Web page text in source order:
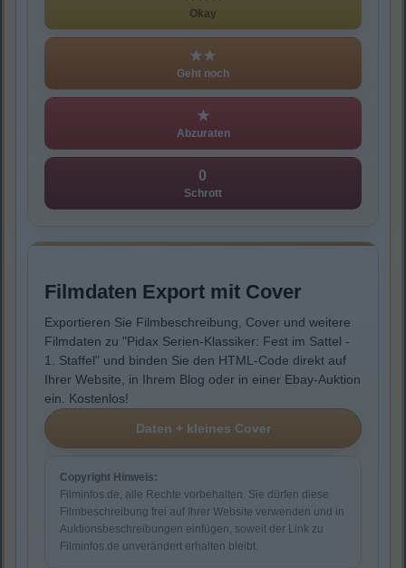
Okay
★★
Geht noch
★
Abzuraten
0
Schrott
Filmdaten Export mit Cover
Exportieren Sie Filmbeschreibung, Cover und weitere
Filmdaten zu "Pidax Serien-Klassiker: Fest im Sattel -
1. Staffel" und binden Sie den HTML-Code direkt auf
Ihrer Website, in Ihrem Blog oder in einer Ebay-Auktion
ein. Kostenlos!
Copyright Hinweis:
Filminfos.de, alle Rechte vorbehalten. Sie dürfen diese
Filmbeschreibung frei auf Ihrer Website verwenden und in
Auktionsbeschreibungen einfügen, soweit der Link zu
Filminfos.de unverändert erhalten bleibt.